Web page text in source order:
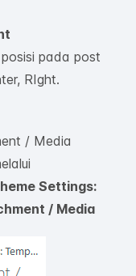
pada post
RIght.
/ Media
Settings:
/ Media